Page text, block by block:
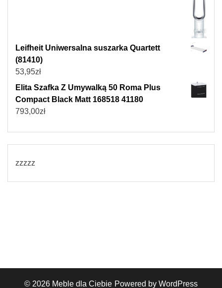
Leifheit Uniwersalna suszarka Quartett
(81410)
53,95zł
Elita Szafka Z Umywalką 50 Roma Plus
Compact Black Matt 168518 41180
793,00zł
zzzzz
© 2026 Meble dla Ciebie Powered by WordPress